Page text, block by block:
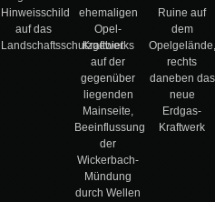
Hinweisschild
auf das
Landschaftsschutzgebiet
ehemaligen
Opel-
Kraftwerks
auf der
gegenüber
liegenden
Mainseite,
Beeinflussung
der
Wickerbach-
Mündung
durch Wellen
Ruine auf
dem
Opelgelände,
rechts
daneben das
neue
Erdgas-
Kraftwerk